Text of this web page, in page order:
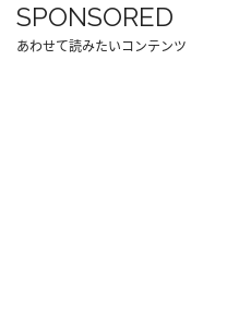
SPONSORED
あわせて読みたいコンテンツ